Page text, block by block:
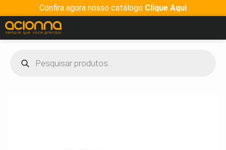
Confira agora nosso catálogo Clique Aqui